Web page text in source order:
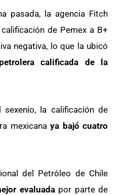
pasada, la agencia Fitch
de Pemex a B+
negativa, lo que la ubicó
calificada de la
la calificación de
mexicanaya bajó cuatro
del Petróleo de Chile
evaluadapor parte de